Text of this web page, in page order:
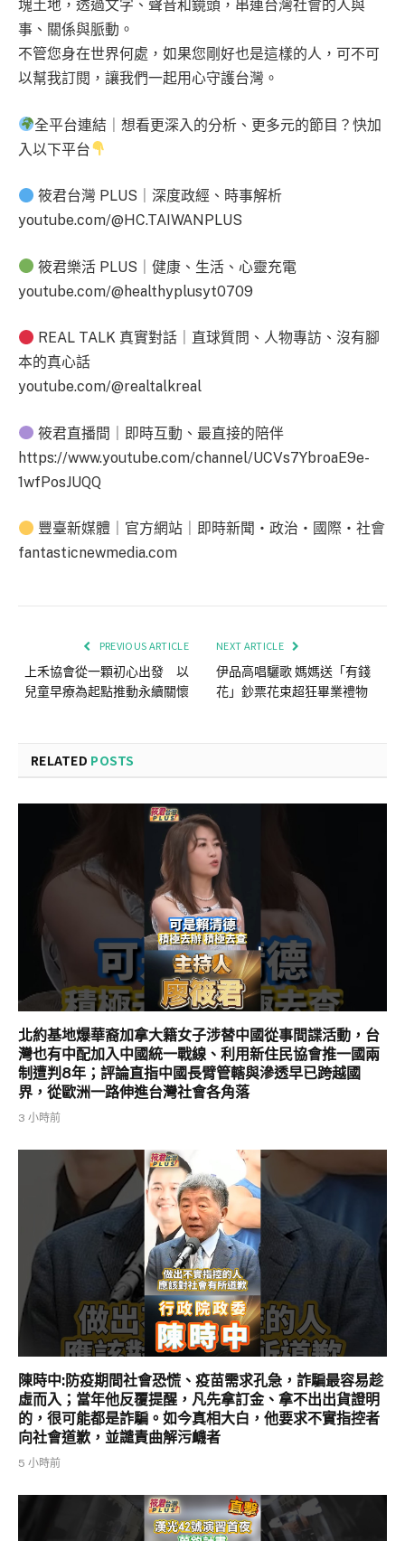
塊土地，透過文字、聲音和鏡頭，串連台灣社會的人與
事、關係與脈動。
不管您身在世界何處，如果您剛好也是這樣的人，可不可
以幫我訂閱，讓我們一起用心守護台灣。
全平台連結｜想看更深入的分析、更多元的節目？快加
入以下平台
筱君台灣 PLUS｜深度政經、時事解析
youtube.com/@HC.TAIWANPLUS
筱君樂活 PLUS｜健康、生活、心靈充電
youtube.com/@healthyplusyt0709
REAL TALK 真實對話｜直球質問、人物專訪、沒有腳
本的真心話
youtube.com/@realtalkreal
筱君直播間｜即時互動、最直接的陪伴
https://www.youtube.com/channel/UCVs7YbroaE9e-
1wfPosJUQQ
豐臺新媒體｜官方網站｜即時新聞・政治・國際・社會
fantasticnewmedia.com
PREVIOUS ARTICLE
上禾協會從一顆初心出發 以
兒童早療為起點推動永續關懷
NEXT ARTICLE
伊品高唱驪歌 媽媽送「有錢
花」鈔票花束超狂畢業禮物
RELATED POSTS
北約基地爆華裔加拿大籍女子涉替中國從事間諜活動，台
灣也有中配加入中國統一戰線、利用新住民協會推一國兩
制遭判8年；評論直指中國長臂管轄與滲透早已跨越國
界，從歐洲一路伸進台灣社會各角落
3 小時前
陳時中:防疫期間社會恐慌、疫苗需求孔急，詐騙最容易趁
虛而入；當年他反覆提醒，凡先拿訂金、拿不出出貨證明
的，很可能都是詐騙。如今真相大白，他要求不實指控者
向社會道歉，並譴責曲解污衊者
5 小時前